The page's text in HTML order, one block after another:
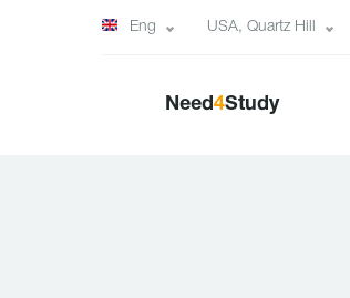
Eng USA, Quartz Hill
Need4Study